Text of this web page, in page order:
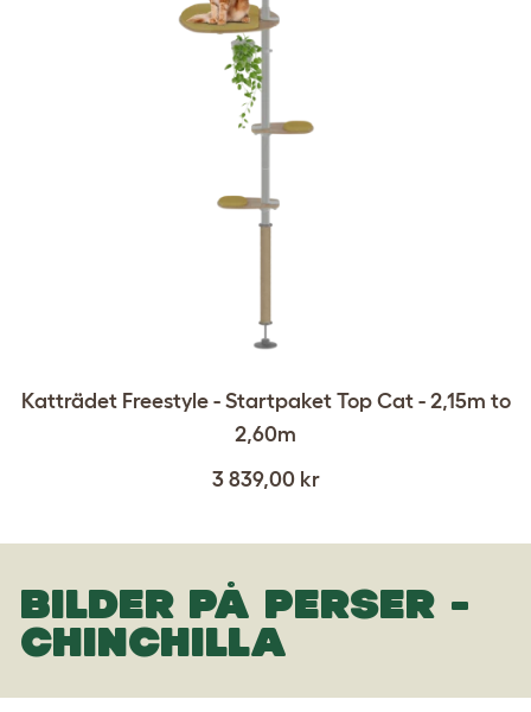
Katträdet Freestyle - Startpaket Top Cat - 2,15m to
2,60m
3 839,00 kr
BILDER PÅ PERSER -
CHINCHILLA